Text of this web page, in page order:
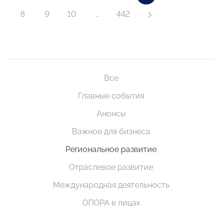
8 9 10 … 442
Все
Главные события
Анонсы
Важное для бизнеса
Региональное развитие
Отраслевое развитие
Международная деятельность
ОПОРА в лицах